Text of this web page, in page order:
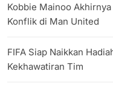
Kobbie Mainoo
Konflik di Man United
FIFA Siap Naikkan
Kekhawatiran Tim